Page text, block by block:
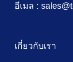
อีเมล :
เกี่ยวกับเรา